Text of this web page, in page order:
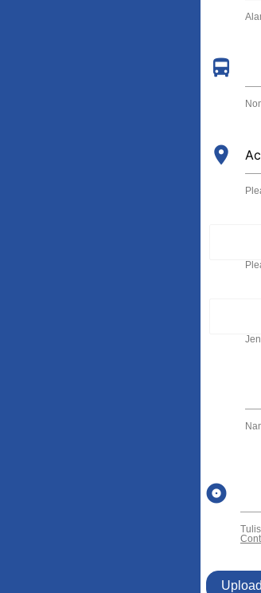
directions_bus
place
album
Upload